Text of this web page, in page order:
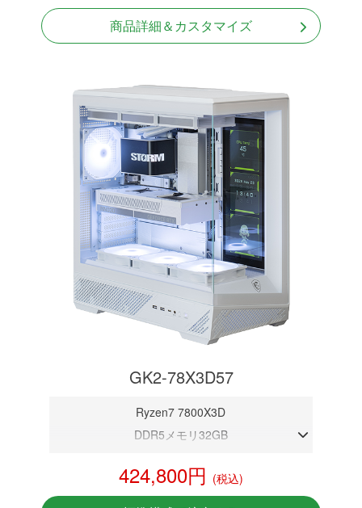
LCDスクリーン搭載
商品詳細＆カスタマイズ
GK2-78X3D57
Ryzen7 7800X3D
DDR5メモリ32GB
NVMeSSD 1TB
無線LAN Bluetooth対応
424,800円 (税込)